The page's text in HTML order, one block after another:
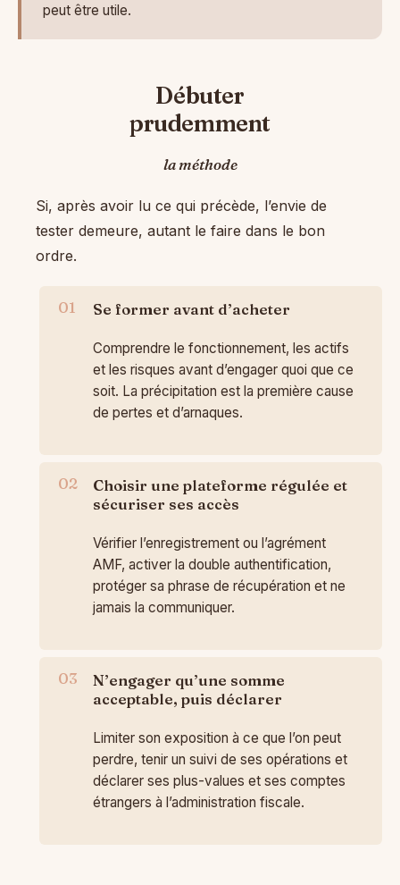
peut être utile.
Débuter
prudemment
la méthode
Si, après avoir lu ce qui précède, l’envie de
tester demeure, autant le faire dans le bon
ordre.
Se former avant d’acheter
Comprendre le fonctionnement, les actifs
et les risques avant d’engager quoi que ce
soit. La précipitation est la première cause
de pertes et d’arnaques.
Choisir une plateforme régulée et
sécuriser ses accès
Vérifier l’enregistrement ou l’agrément
AMF, activer la double authentification,
protéger sa phrase de récupération et ne
jamais la communiquer.
N’engager qu’une somme
acceptable, puis déclarer
Limiter son exposition à ce que l’on peut
perdre, tenir un suivi de ses opérations et
déclarer ses plus-values et ses comptes
étrangers à l’administration fiscale.